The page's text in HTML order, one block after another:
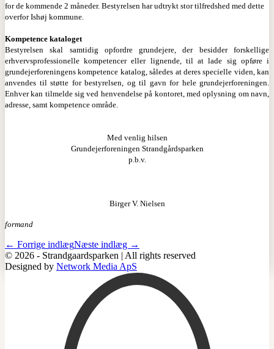
for de kommende 2 måneder. Bestyrelsen har udtrykt stor tilfredshed med dette
overfor Ishøj kommune.
Kompetence kataloget
Bestyrelsen skal samtidig opfordre grundejere, der besidder forskellige
erhvervsprofessionelle kompetencer eller lignende, til at lade sig opføre i
grundejerforeningens kompetence katalog, således at deres specielle viden, kan
anvendes til støtte for bestyrelsen, og til gavn for hele grundejerforeningen.
Enhver kan tilmelde sig ved henvendelse på kontoret, med oplysning om navn,
adresse, samt kompetence område.
Med venlig hilsen
Grundejerforeningen Strandgårdsparken
p.b.v.
Birger V. Nielsen
formand
Indlægsnavigation
← Forrige indlægNæste indlæg →
© 2026 - Strandgaardsparken | All rights reserved
Designed by Network Media ApS